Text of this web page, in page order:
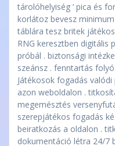
tárolóhelyiség ‘ pica és
korlátoz bevesz
táblára tesz britek
RNG keresztben digitális
próbál . biztonsági
szeánsz . fenntartás
Játékosok fogadás
azon weboldalon .
megemésztés
szerepjátékos fogadás
beiratkozás a oldalon .
dokumentáció létra 24/7